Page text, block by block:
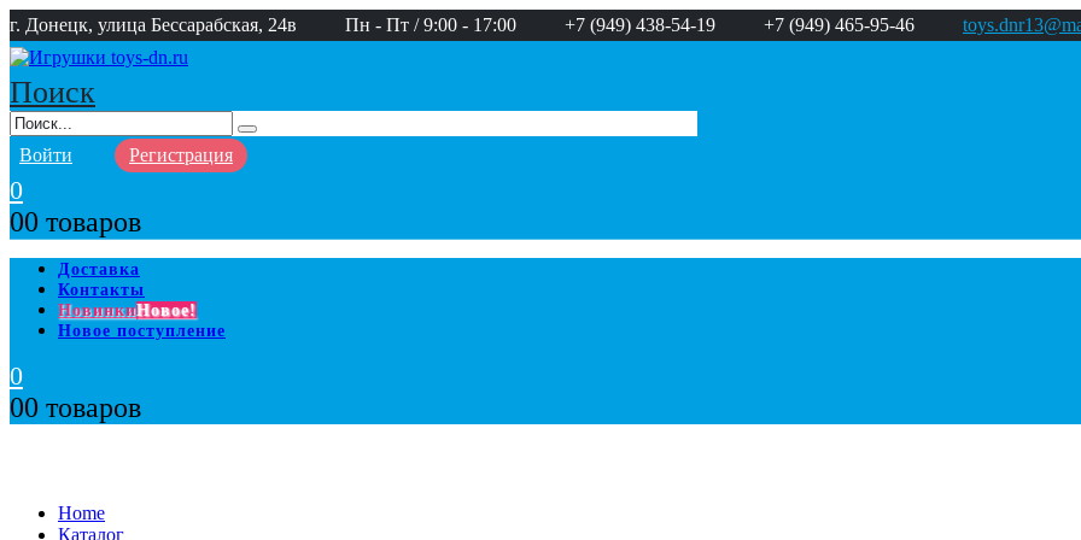
г. Донецк, улица Бессарабская, 24в Пн - Пт / 9:00 - 17:00 +7 (949) 438-54-19 +7 (949) 465-95-46
Поиск
Войти Регистрация
0
00 товаров
Доставка
Контакты
НовинкиНовое!
Новое поступление
0
00 товаров
Home
Каталог